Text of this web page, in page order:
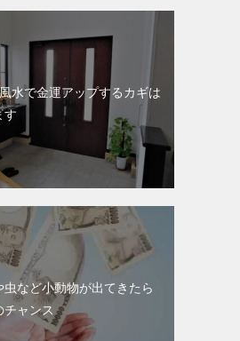
風水で金運アップするカギは
す
虫など小動物が出てきたら
チャンス